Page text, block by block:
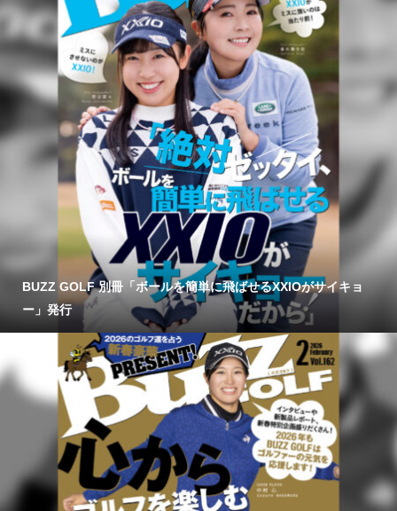
BUZZ GOLF 別冊「ボールを簡単に飛ばせるXXIOがサイキョ
ー」発行